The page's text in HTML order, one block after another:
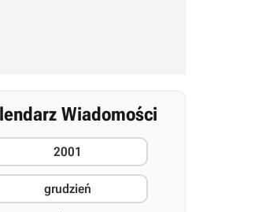
Wiadomości
2001
grudzień